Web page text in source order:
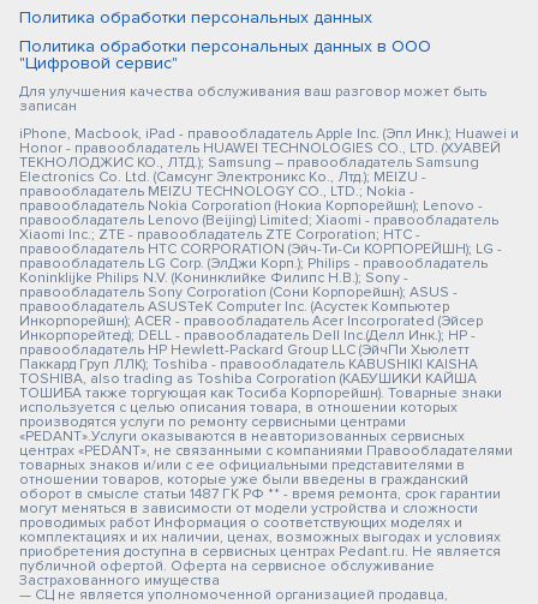
Политика обработки персональных данных
Политика обработки персональных данных в ООО
"Цифровой сервис"
Для улучшения качества обслуживания ваш разговор может быть
записан
iPhone, Macbook, iPad - правообладатель Apple Inc. (Эпл Инк.); Huawei и
Honor - правообладатель HUAWEI TECHNOLOGIES CO., LTD. (ХУАВЕЙ
ТЕКНОЛОДЖИС КО., ЛТД.); Samsung – правообладатель Samsung
Electronics Co. Ltd. (Самсунг Электроникс Ко., Лтд.); MEIZU -
правообладатель MEIZU TECHNOLOGY CO., LTD.; Nokia -
правообладатель Nokia Corporation (Нокиа Корпорейшн); Lenovo -
правообладатель Lenovo (Beijing) Limited; Xiaomi - правообладатель
Xiaomi Inc.; ZTE - правообладатель ZTE Corporation; HTC -
правообладатель HTC CORPORATION (Эйч-Ти-Си КОРПОРЕЙШН); LG -
правообладатель LG Corp. (ЭлДжи Корп.); Philips - правообладатель
Koninklijke Philips N.V. (Конинклийке Филипс Н.В.); Sony -
правообладатель Sony Corporation (Сони Корпорейшн); ASUS -
правообладатель ASUSTeK Computer Inc. (Асустек Компьютер
Инкорпорейшн); ACER - правообладатель Acer Incorporated (Эйсер
Инкорпорейтед); DELL - правообладатель Dell Inc.(Делл Инк.); HP -
правообладатель HP Hewlett-Packard Group LLC (ЭйчПи Хьюлетт
Паккард Груп ЛЛК); Toshiba - правообладатель KABUSHIKI KAISHA
TOSHIBA, also trading as Toshiba Corporation (КАБУШИКИ КАЙША
ТОШИБА также торгующая как Тосиба Корпорейшн). Товарные знаки
используется с целью описания товара, в отношении которых
производятся услуги по ремонту сервисными центрами
«PEDANT».Услуги оказываются в неавторизованных сервисных
центрах «PEDANT», не связанными с компаниями Правообладателями
товарных знаков и/или с ее официальными представителями в
отношении товаров, которые уже были введены в гражданский
оборот в смысле статьи 1487 ГК РФ ** - время ремонта, срок гарантии
могут меняться в зависимости от модели устройства и сложности
проводимых работ Информация о соответствующих моделях и
комплектациях и их наличии, ценах, возможных выгодах и условиях
приобретения доступна в сервисных центрах Pedant.ru. Не является
публичной офертой. Оферта на сервисное обслуживание
Застрахованного имущества
— СЦ не является уполномоченной организацией продавца,